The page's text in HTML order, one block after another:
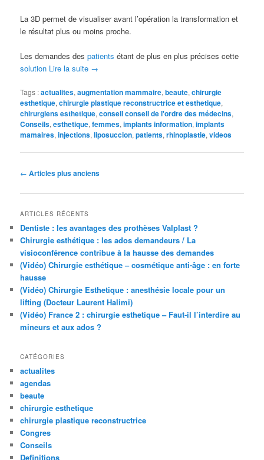
La 3D permet de visualiser avant l’opération la transformation et
le résultat plus ou moins proche.
Les demandes despatientsétant de plus en plus précises cette
solution Lire la suite →
Tags :actualites,augmentation mammaire,beaute,chirurgie
esthetique,chirurgie plastique reconstructrice et esthetique,
chirurgiens esthetique,conseil conseil de l'ordre des médecins,
Conseils,esthetique,femmes,implants information,implants
mamaires,injections,liposuccion,patients,rhinoplastie,videos
Navigation des articles
← Articles plus anciens
ARTICLES RÉCENTS
Dentiste : les avantages des prothèses Valplast ?
Chirurgie esthétique : les ados demandeurs / La
visioconférence contribue à la hausse des demandes
(Vidéo) Chirurgie esthétique – cosmétique anti-âge : en forte
hausse
(Vidéo) Chirurgie Esthetique : anesthésie locale pour un
lifting (Docteur Laurent Halimi)
(Vidéo) France 2 : chirurgie esthetique – Faut-il l’interdire au
mineurs et aux ados ?
CATÉGORIES
actualites
agendas
beaute
chirurgie esthetique
chirurgie plastique reconstructrice
Congres
Conseils
Definitions